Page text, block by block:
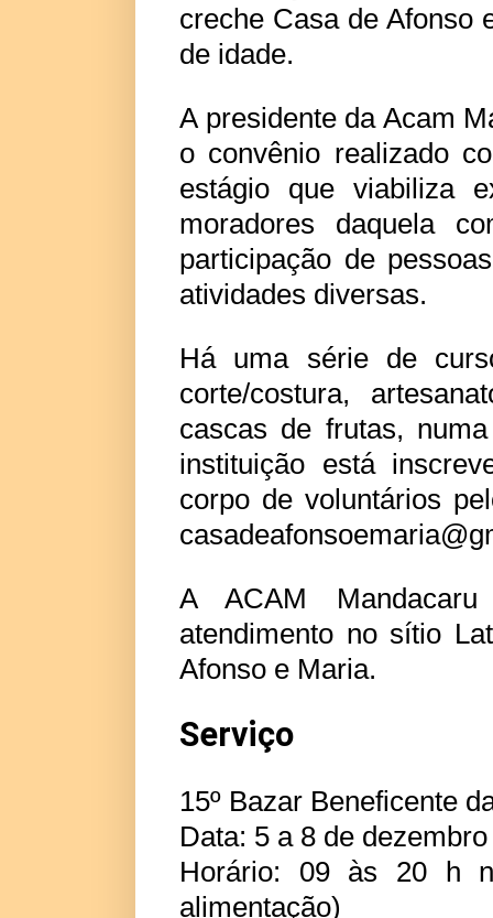
creche Casa de Afonso
de idade.
A presidente da Acam
o convênio realizado
estágio que viabiliza
moradores daquela
participação de
atividades diversas.
Há uma série de
corte/costura,
cascas de frutas,
instituição está
corpo de voluntários
A ACAM
atendimento no sítio
Afonso e Maria.
Serviço
15º Bazar Beneficente
Data: 5 a 8 de
Horário: 09 às 20 h
alimentação)